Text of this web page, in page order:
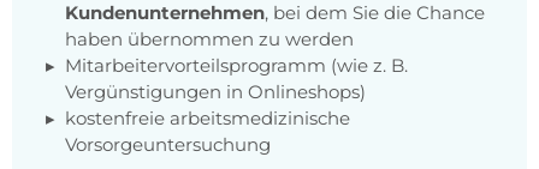
Kundenunternehmen, bei dem Sie die Chance
haben übernommen zu werden
Mitarbeitervorteilsprogramm (wie z. B.
Vergünstigungen in Onlineshops)
kostenfreie arbeitsmedizinische
Vorsorgeuntersuchung